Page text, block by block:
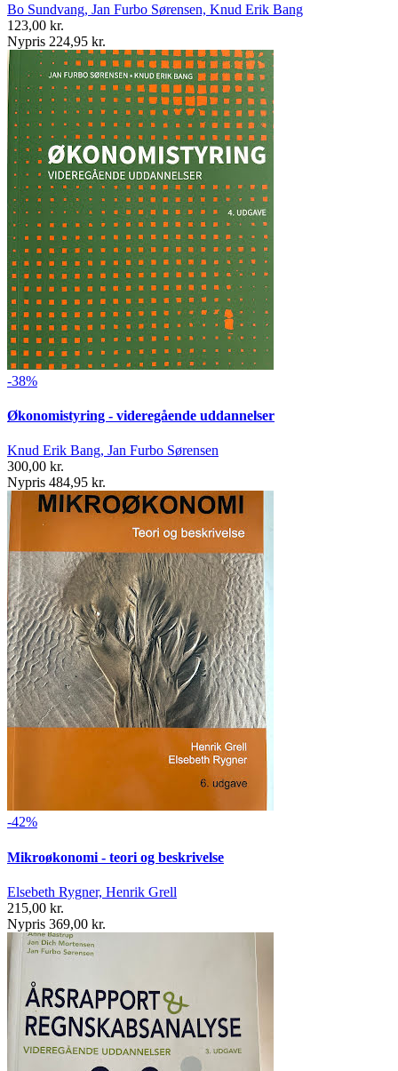
Bo Sundvang, Jan Furbo Sørensen, Knud Erik Bang
123,00 kr.
Nypris 224,95 kr.
-38%
Økonomistyring - videregående uddannelser
Knud Erik Bang, Jan Furbo Sørensen
300,00 kr.
Nypris 484,95 kr.
-42%
Mikroøkonomi - teori og beskrivelse
Elsebeth Rygner, Henrik Grell
215,00 kr.
Nypris 369,00 kr.